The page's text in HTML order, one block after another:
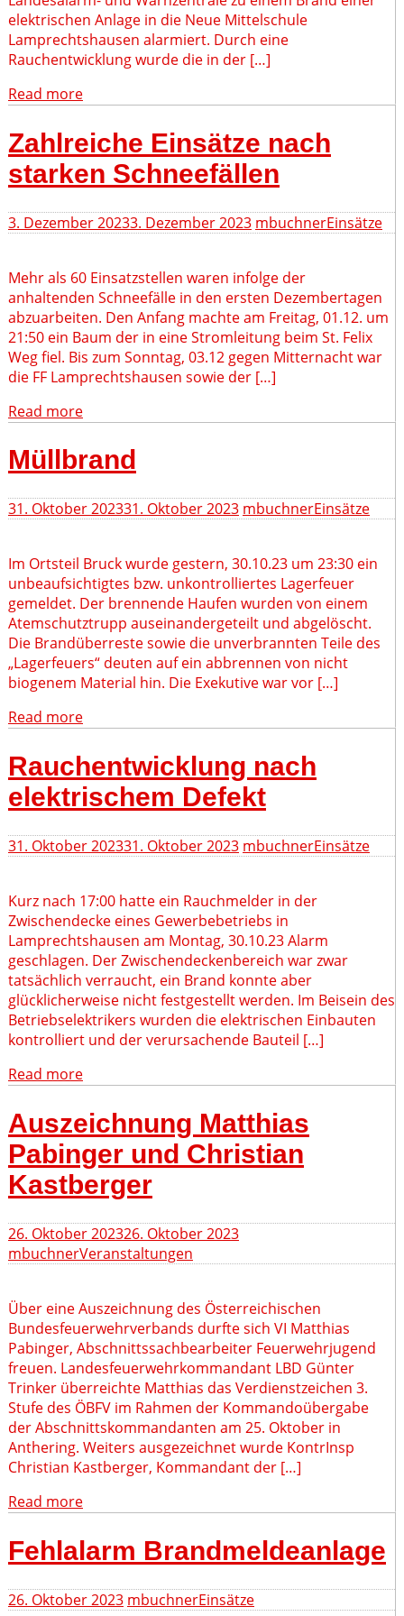
elektrischen Anlage in die Neue Mittelschule
Lamprechtshausen alarmiert. Durch eine
Rauchentwicklung wurde die in der […]
Read more
Zahlreiche Einsätze nach
starken Schneefällen
3. Dezember 20233. Dezember 2023 mbuchnerEinsätze
Mehr als 60 Einsatzstellen waren infolge der
anhaltenden Schneefälle in den ersten Dezembertagen
abzuarbeiten. Den Anfang machte am Freitag, 01.12. um
21:50 ein Baum der in eine Stromleitung beim St. Felix
Weg fiel. Bis zum Sonntag, 03.12 gegen Mitternacht war
die FF Lamprechtshausen sowie der […]
Read more
Müllbrand
31. Oktober 202331. Oktober 2023 mbuchnerEinsätze
Im Ortsteil Bruck wurde gestern, 30.10.23 um 23:30 ein
unbeaufsichtigtes bzw. unkontrolliertes Lagerfeuer
gemeldet. Der brennende Haufen wurden von einem
Atemschutztrupp auseinandergeteilt und abgelöscht.
Die Brandüberreste sowie die unverbrannten Teile des
„Lagerfeuers“ deuten auf ein abbrennen von nicht
biogenem Material hin. Die Exekutive war vor […]
Read more
Rauchentwicklung nach
elektrischem Defekt
31. Oktober 202331. Oktober 2023 mbuchnerEinsätze
Kurz nach 17:00 hatte ein Rauchmelder in der
Zwischendecke eines Gewerbebetriebs in
Lamprechtshausen am Montag, 30.10.23 Alarm
geschlagen. Der Zwischendeckenbereich war zwar
tatsächlich verraucht, ein Brand konnte aber
glücklicherweise nicht festgestellt werden. Im Beisein des
Betriebselektrikers wurden die elektrischen Einbauten
kontrolliert und der verursachende Bauteil […]
Read more
Auszeichnung Matthias
Pabinger und Christian
Kastberger
26. Oktober 202326. Oktober 2023
mbuchnerVeranstaltungen
Über eine Auszeichnung des Österreichischen
Bundesfeuerwehrverbands durfte sich VI Matthias
Pabinger, Abschnittssachbearbeiter Feuerwehrjugend
freuen. Landesfeuerwehrkommandant LBD Günter
Trinker überreichte Matthias das Verdienstzeichen 3.
Stufe des ÖBFV im Rahmen der Kommandoübergabe
der Abschnittskommandanten am 25. Oktober in
Anthering. Weiters ausgezeichnet wurde KontrInsp
Christian Kastberger, Kommandant der […]
Read more
Fehlalarm Brandmeldeanlage
26. Oktober 2023 mbuchnerEinsätze